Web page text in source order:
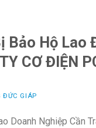
Bảo Hộ Lao
CƠ ĐIỆN
ĐỨC GIÁP
Doanh Nghiệp Cần